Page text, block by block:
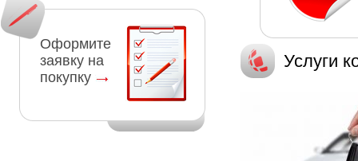
Оформите
заявку на
покупку
Услуги